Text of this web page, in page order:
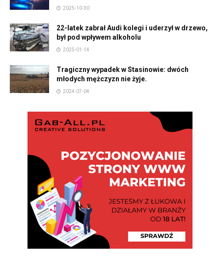
2025-10-30
22-latek zabrał Audi kolegi i uderzył w drzewo,
był pod wpływem alkoholu
2025-01-14
Tragiczny wypadek w Stasinowie: dwóch
młodych mężczyzn nie żyje.
2024-07-04